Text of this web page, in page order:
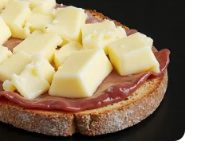
Notice You? Think Again